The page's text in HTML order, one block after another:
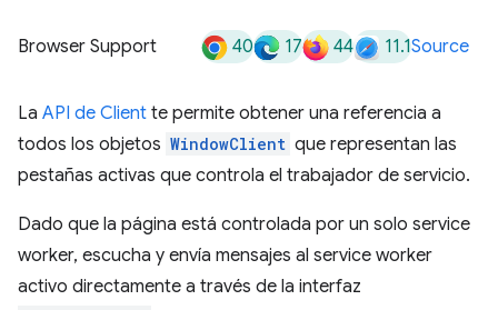
Browser Support 40 17 44 11.1Source
La API de Client te permite obtener una referencia a
todos los objetos WindowClient que representan las
pestañas activas que controla el trabajador de servicio.
Dado que la página está controlada por un solo service
worker, escucha y envía mensajes al service worker
activo directamente a través de la interfaz